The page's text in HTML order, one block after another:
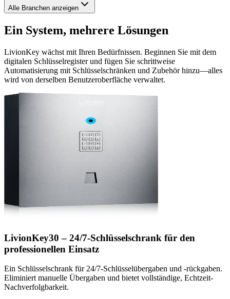
Alle Branchen anzeigen
Ein System, mehrere Lösungen
LivionKey wächst mit Ihren Bedürfnissen. Beginnen Sie mit dem
digitalen Schlüsselregister und fügen Sie schrittweise
Automatisierung mit Schlüsselschränken und Zubehör hinzu—alles
wird von derselben Benutzeroberfläche verwaltet.
LivionKey30 – 24/7-Schlüsselschrank für den
professionellen Einsatz
Ein Schlüsselschrank für 24/7-Schlüsselübergaben und -rückgaben.
Eliminiert manuelle Übergaben und bietet vollständige, Echtzeit-
Nachverfolgbarkeit.